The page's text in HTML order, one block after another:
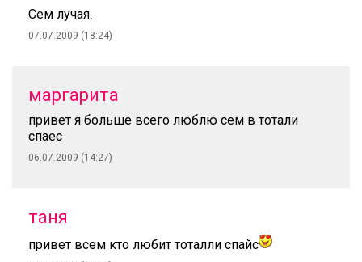
Сем лучая.
07.07.2009 (18:24)
маргарита
привет я больше всего люблю сем в тотали
спаес
06.07.2009 (14:27)
таня
привет всем кто любит тоталли спайс